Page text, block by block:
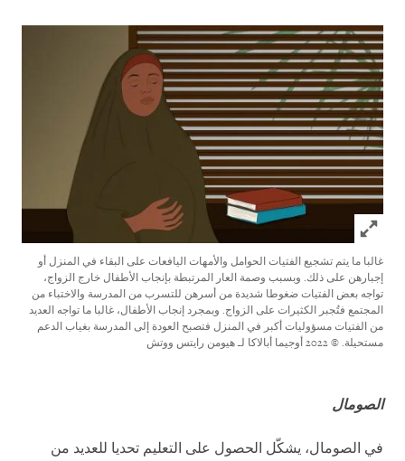
Click to expand Image
غالبا ما يتم تشجيع الفتيات الحوامل والأمهات اليافعات على البقاء في المنزل أو
إجبارهن على ذلك. وبسبب وصمة العار المرتبطة بإنجاب الأطفال خارج الزواج،
تواجه بعض الفتيات ضغوطا شديدة من أسرهن للتسرب من المدرسة والاختباء من
المجتمع فتُجبر الكثيرات على الزواج. وبمجرد إنجاب الأطفال، غالبا ما تواجه العديد
من الفتيات مسؤوليات أكبر في المنزل فتصبح العودة إلى المدرسة بغياب الدعم
مستحيلة. © 2022 أوجيما أبالاكا لـ هيومن رايتس ووتش
الصومال
في الصومال، يشكّل الحصول على التعليم تحديا للعديد من